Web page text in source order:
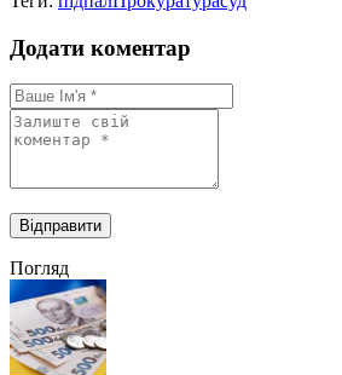
Додати коментар
Погляд